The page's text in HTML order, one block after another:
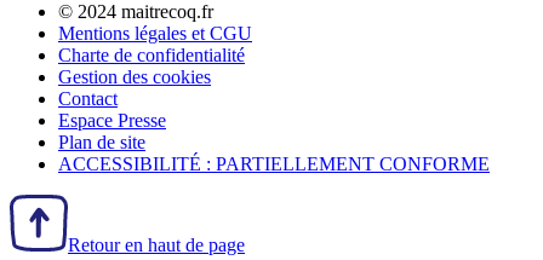
© 2024 maitrecoq.fr
Mentions légales et CGU
Charte de confidentialité
Gestion des cookies
Contact
Espace Presse
Plan de site
ACCESSIBILITÉ : PARTIELLEMENT CONFORME
Retour en haut de page